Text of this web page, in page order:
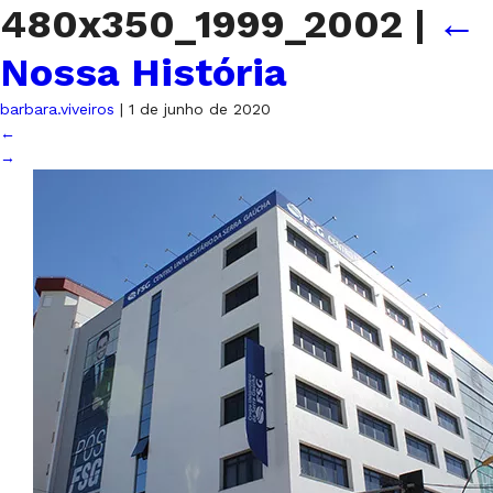
480x350_1999_2002 | ←
Nossa História
barbara.viveiros | 1 de junho de 2020
←
→